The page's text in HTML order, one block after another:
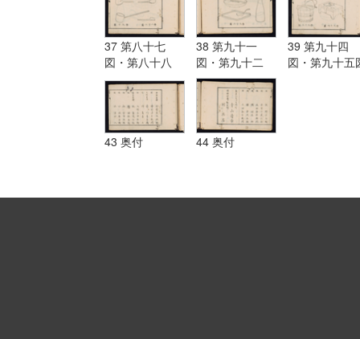
37 第八十七
図・第八十八
図・第八十九
図・第九十図
38 第九十一
図・第九十二
図・第九十三図
39 第九十四
図・第九十五
43 奥付 44 奥付